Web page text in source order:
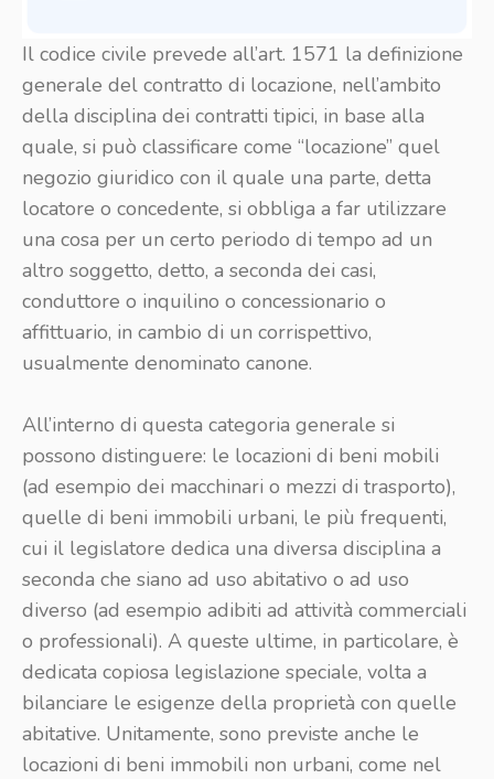
Il codice civile prevede all’art. 1571 la definizione
generale del contratto di locazione, nell’ambito
della disciplina dei contratti tipici, in base alla
quale, si può classificare come “locazione” quel
negozio giuridico con il quale una parte, detta
locatore o concedente, si obbliga a far utilizzare
una cosa per un certo periodo di tempo ad un
altro soggetto, detto, a seconda dei casi,
conduttore o inquilino o concessionario o
affittuario, in cambio di un corrispettivo,
usualmente denominato canone.
All’interno di questa categoria generale si
possono distinguere: le locazioni di beni mobili
(ad esempio dei macchinari o mezzi di trasporto),
quelle di beni immobili urbani, le più frequenti,
cui il legislatore dedica una diversa disciplina a
seconda che siano ad uso abitativo o ad uso
diverso (ad esempio adibiti ad attività commerciali
o professionali). A queste ultime, in particolare, è
dedicata copiosa legislazione speciale, volta a
bilanciare le esigenze della proprietà con quelle
abitative. Unitamente, sono previste anche le
locazioni di beni immobili non urbani, come nel